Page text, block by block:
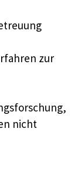
zur
nicht